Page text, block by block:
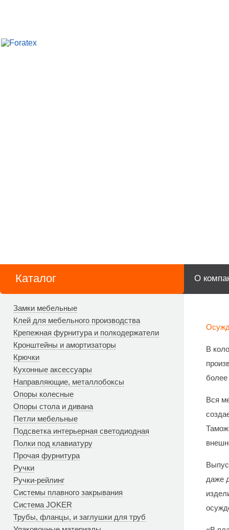
Каталог О
Замки мебельные
Клей для мебельного производства
Крепежная фурнитура и полкодержатели
Кронштейны и амортизаторы
Крючки
Кухонные аксессуары
Направляющие, металлобоксы
Опоры колесные
Опоры стола и дивана
Петли мебельные
Подсветка интерьерная светодиодная
Полки под клавиатуру
Прочая фурнитура
Ручки
Ручки-рейлинг
Системы плавного закрывания
Система JOKER
Трубы, фланцы, и заглушки для труб
В
Вся
даже